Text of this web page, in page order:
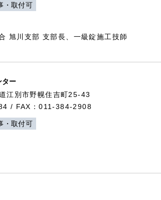
・取付可
旭川支部 支部長、一級錠施工技師
ター
別市野幌住吉町25-43
/ FAX：011-384-2908
・取付可